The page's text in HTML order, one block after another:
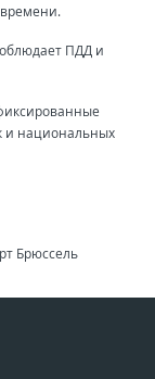
ПДД и
и национальных
Брюссель